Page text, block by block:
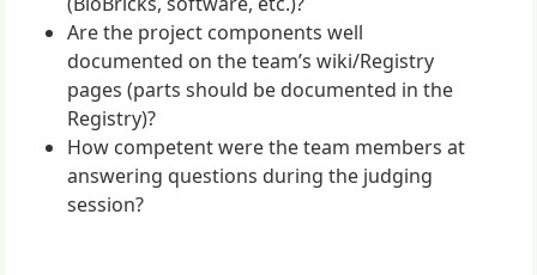
Are the project components well
documented on the team’s wiki/Registry
pages (parts should be documented in the
Registry)?
How competent were the team members at
answering questions during the judging
session?